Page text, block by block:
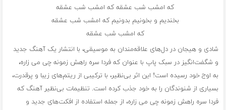
که امشب شب عشقه که امشب شب عشقه
بخندیم و بخونیم بدونیم که امشب شب عشقه
که امشب شب عشقه
شادی و هیجان در دل‌های علاقه‌مندان به موسیقی، با انتشار یک آهنگ جدید
و شگفت‌انگیز در سبک پاپ با عنوان که فردا سره راهش زمونه چی می زاره،
به اوج خود رسیده است! این اثر بی‌نظیر، با ترکیبی از ریتم‌های زیبا و پرقدرت،
بسیاری از شنوندگان را به خود جذب کرده است. تنظیمات بی‌نظیر آهنگ که
فردا سره راهش زمونه چی می زاره، از جمله استفاده از افکت‌های جدید و